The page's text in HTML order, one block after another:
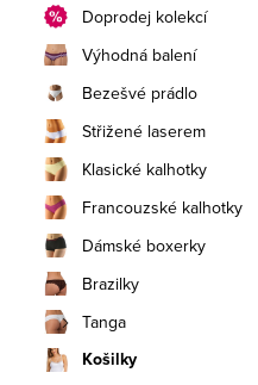
n
n
í
p
a
n
e
l
Doprodej kolekcí
Výhodná balení
Bezešvé prádlo
Střižené laserem
Klasické kalhotky
Francouzské kalhotky
Dámské boxerky
Brazilky
Tanga
Košilky